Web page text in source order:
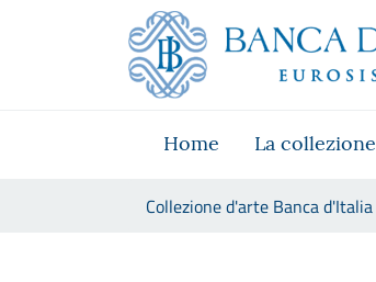
Skip to Main Content
Vai al sito istituzionale
Vai al menu di navigazione
Vai alla ricerca
Vai ai contenuti
Home La collezione
Collezione d'arte Banca d'Italia